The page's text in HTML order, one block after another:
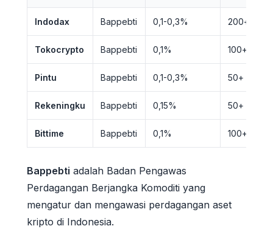
Indodax Bappebti 0,1-0,3% 200+ koin
Tokocrypto Bappebti 0,1% 100+ koin
Pintu Bappebti 0,1-0,3% 50+ koin
Rekeningku Bappebti 0,15% 50+ koin
Bittime Bappebti 0,1% 100+ koin
Bappebti adalah Badan Pengawas
Perdagangan Berjangka Komoditi yang
mengatur dan mengawasi perdagangan aset
kripto di Indonesia.